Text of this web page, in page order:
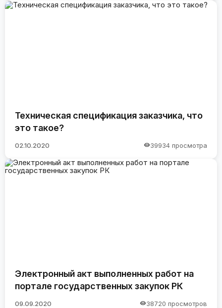
Техническая спецификация заказчика, что
это такое?
02.10.2020 39934 просмотра
Электронный акт выполненных работ на
портале государственных закупок РК
09.09.2020 38720 просмотров